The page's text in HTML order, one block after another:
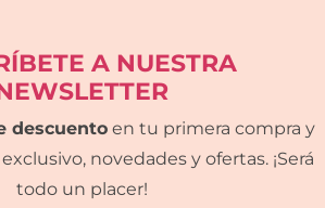
A NUESTRA
descuentoen tu primera compra y
novedades y ofertas. ¡Será
todo un placer!